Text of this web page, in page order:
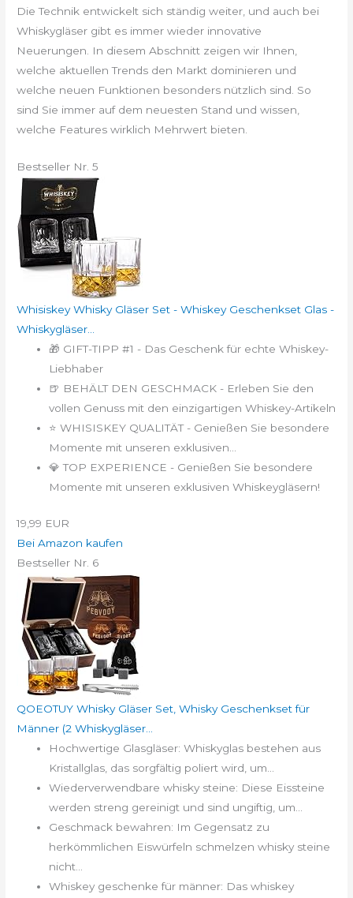
Die Technik entwickelt sich ständig weiter, und auch bei
Whiskygläser gibt es immer wieder innovative
Neuerungen. In diesem Abschnitt zeigen wir Ihnen,
welche aktuellen Trends den Markt dominieren und
welche neuen Funktionen besonders nützlich sind. So
sind Sie immer auf dem neuesten Stand und wissen,
welche Features wirklich Mehrwert bieten.
Bestseller Nr. 5
Whisiskey Whisky Gläser Set - Whiskey Geschenkset Glas -
Whiskygläser...
🎁 GIFT-TIPP #1 - Das Geschenk für echte Whiskey-
Liebhaber
🍺 BEHÄLT DEN GESCHMACK - Erleben Sie den
vollen Genuss mit den einzigartigen Whiskey-Artikeln
⭐ WHISISKEY QUALITÄT - Genießen Sie besondere
Momente mit unseren exklusiven...
💎 TOP EXPERIENCE - Genießen Sie besondere
Momente mit unseren exklusiven Whiskeygläsern!
19,99 EUR
Bei Amazon kaufen
Bestseller Nr. 6
QOEOTUY Whisky Gläser Set, Whisky Geschenkset für
Männer (2 Whiskygläser...
Hochwertige Glasgläser: Whiskyglas bestehen aus
Kristallglas, das sorgfältig poliert wird, um...
Wiederverwendbare whisky steine: Diese Eissteine
werden streng gereinigt und sind ungiftig, um...
Geschmack bewahren: Im Gegensatz zu
herkömmlichen Eiswürfeln schmelzen whisky steine
nicht...
Whiskey geschenke für männer: Das whiskey